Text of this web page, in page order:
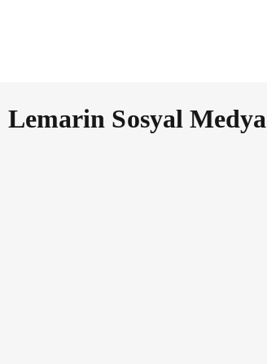
Lemarin Sosyal Medya